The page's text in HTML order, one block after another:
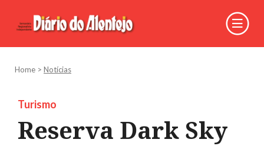
Home > Notícias
Turismo
Reserva Dark Sky